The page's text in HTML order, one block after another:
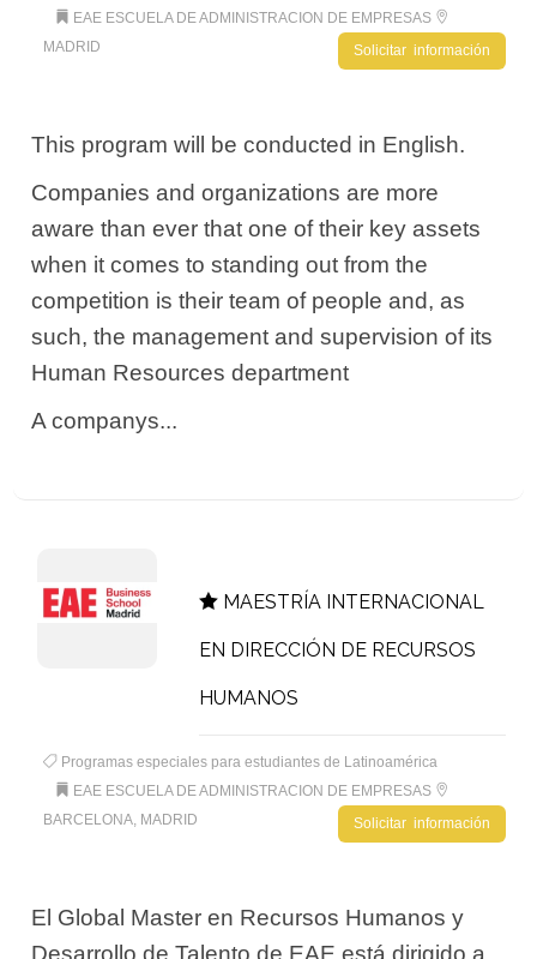
EAE ESCUELA DE ADMINISTRACION DE EMPRESAS
MADRID
Solicitar información
This program will be conducted in English.
Companies and organizations are more
aware than ever that one of their key assets
when it comes to standing out from the
competition is their team of people and, as
such, the management and supervision of its
Human Resources department
A companys...
MAESTRÍA INTERNACIONAL
EN DIRECCIÓN DE RECURSOS
HUMANOS
Programas especiales para estudiantes de Latinoamérica
EAE ESCUELA DE ADMINISTRACION DE EMPRESAS
BARCELONA, MADRID
Solicitar información
El Global Master en Recursos Humanos y